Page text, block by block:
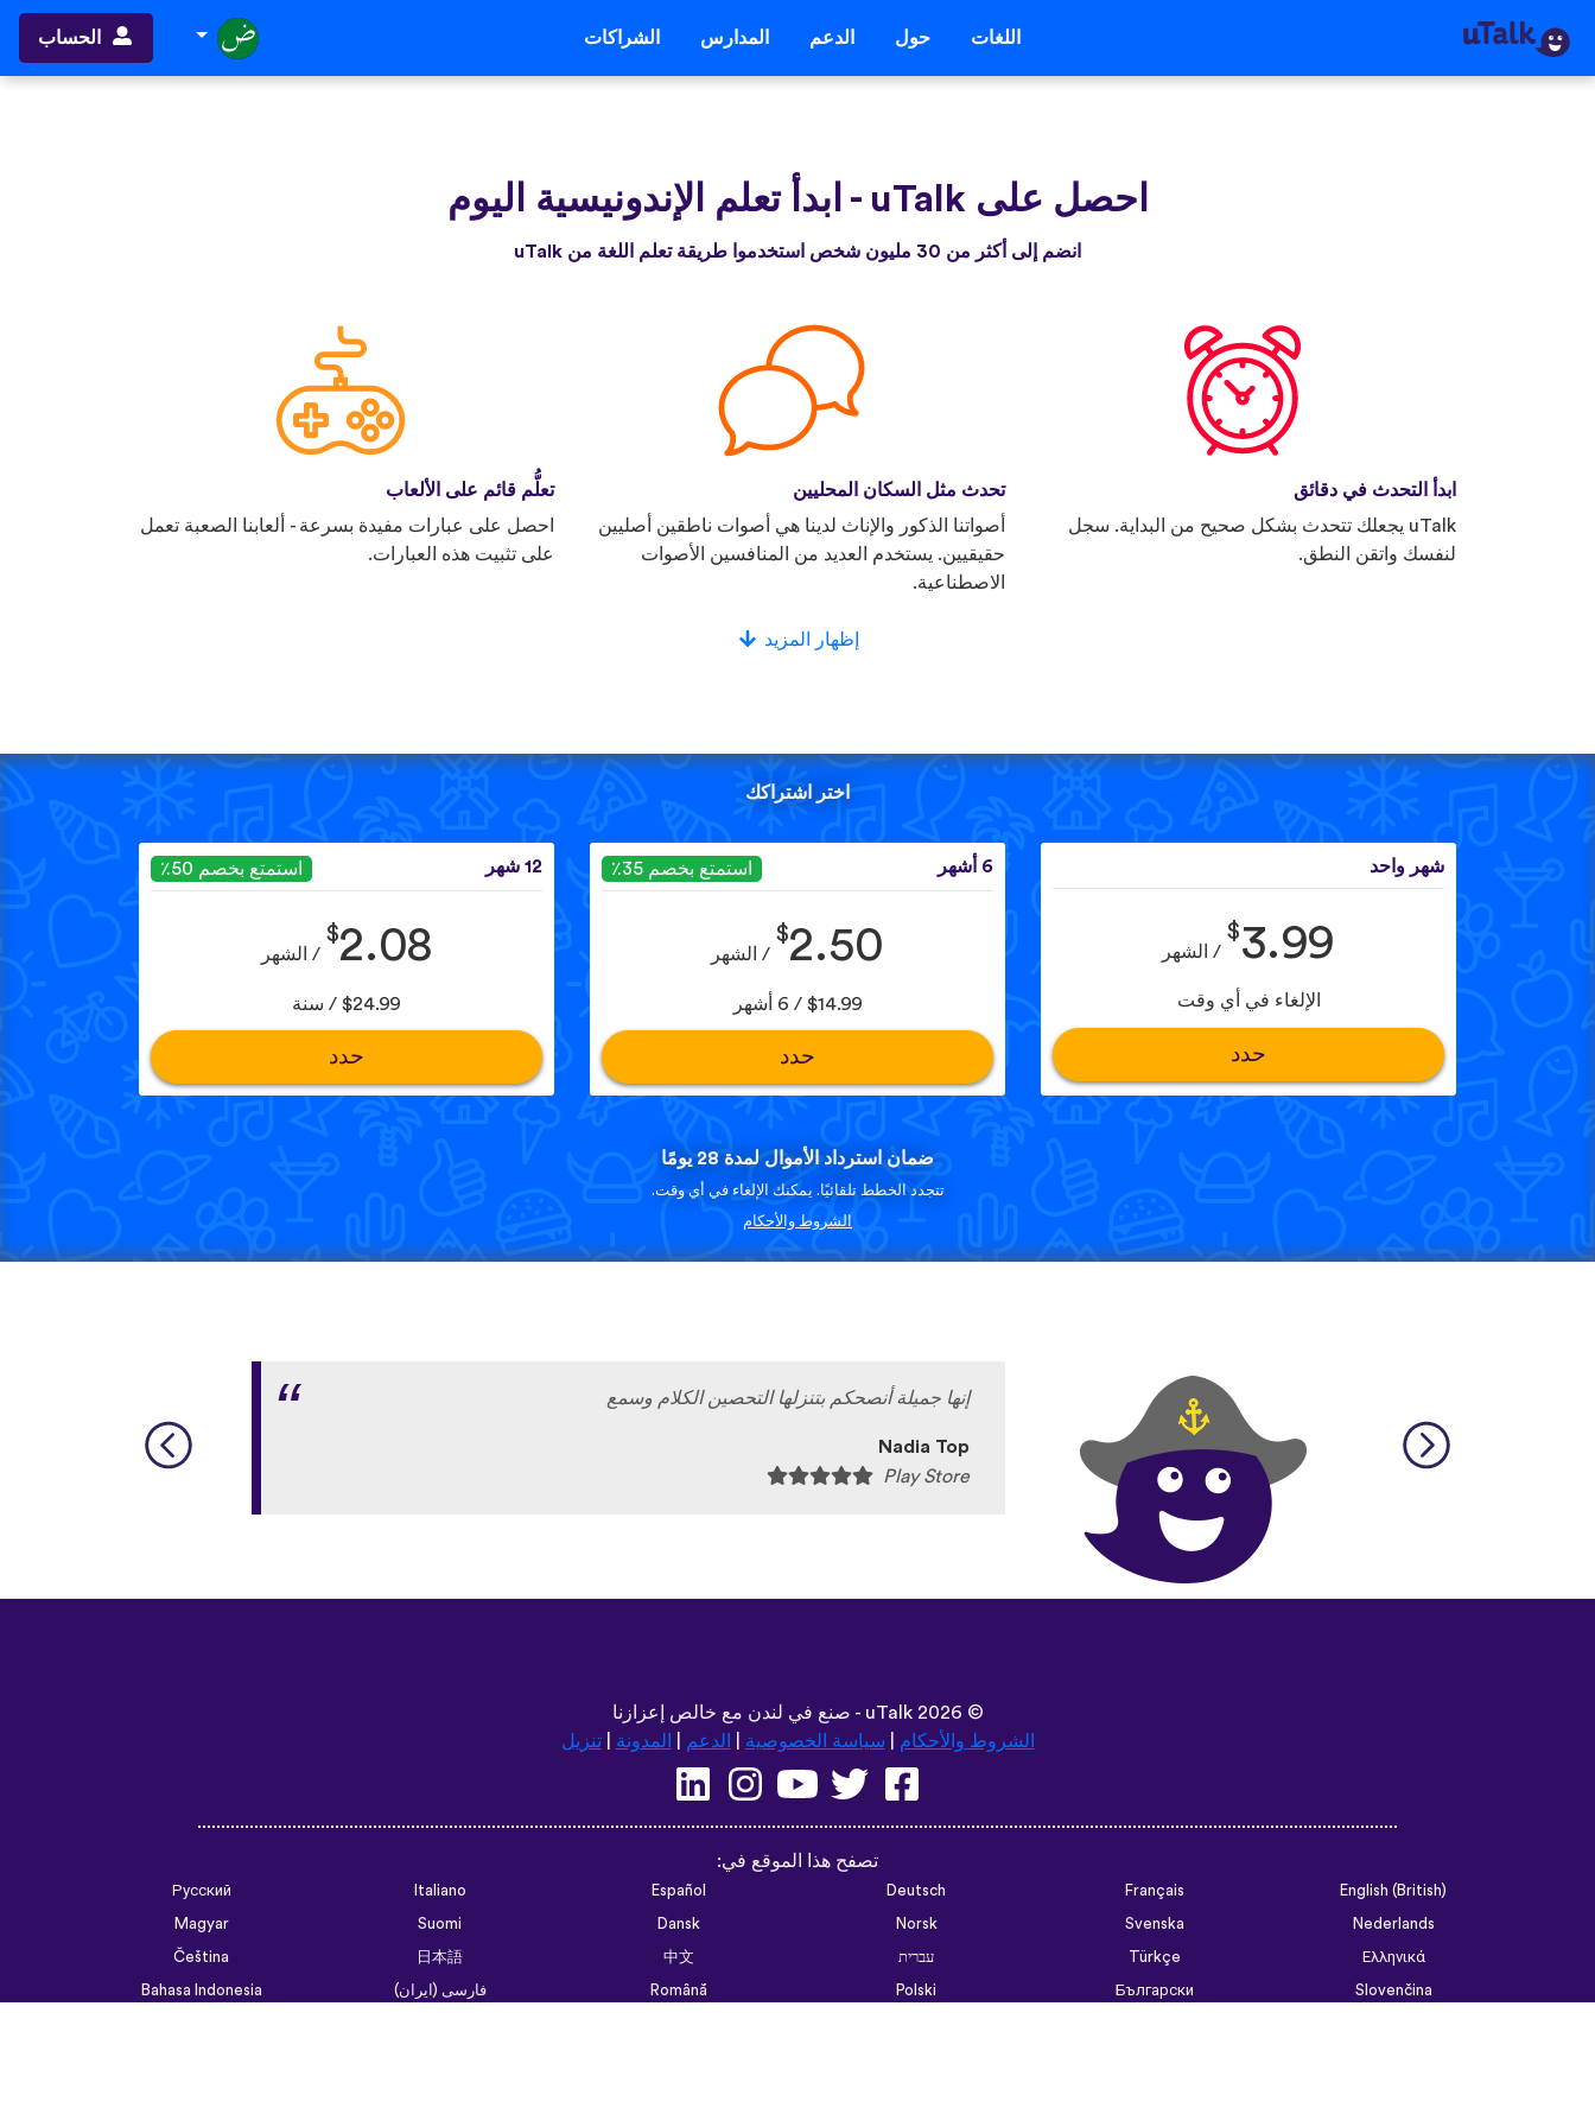
اللغات حول الدعم المدارس الشراكات الحساب
احصل على uTalk - ابدأ تعلم الإندونيسية اليوم
انضم إلى أكثر من 30 مليون شخص استخدموا طريقة تعلم اللغة من uTalk
ابدأ التحدث في دقائق
uTalk يجعلك تتحدث بشكل صحيح من البداية. سجل
لنفسك واتقن النطق.
تحدث مثل السكان المحليين
أصواتنا الذكور والإناث لدينا هي أصوات ناطقين أصليين
حقيقيين. يستخدم العديد من المنافسين الأصوات
الاصطناعية.
تعلُّم قائم على الألعاب
احصل على عبارات مفيدة بسرعة - ألعابنا الصعبة تعمل
على تثبيت هذه العبارات.
إظهار المزيد
اختر اشتراكك
شهر واحد
$3.99 / الشهر
الإلغاء في أي وقت
حدد
6 أشهر استمتع بخصم 35٪
$2.50 / الشهر
$14.99 / 6 أشهر
حدد
12 شهر استمتع بخصم 50٪
$2.08 / الشهر
$24.99 / سنة
حدد
ضمان استرداد الأموال لمدة 28 يومًا
تتجدد الخطط تلقائيًا. يمكنك الإلغاء في أي وقت.
الشروط والأحكام
إنها جميلة أنصحكم بتنزلها التحصين الكلام وسمع
Nadia Top
Play Store
©
uTalk2026 - صنع في لندن مع خالص إعزازنا
الشروط والأحكام
سياسة الخصوصية الدعم المدونة |تنزيل
تصفح هذا الموقع في:
English (British)
Français
Deutsch
Español
Italiano
Русский
Nederlands
Svenska
Norsk
Dansk
Suomi
Magyar
Ελληνικά
Türkçe עברית 中文
日本語
Čeština
Slovenčina
Български
Polski
Română فارسی (ایران)
Bahasa Indonesia